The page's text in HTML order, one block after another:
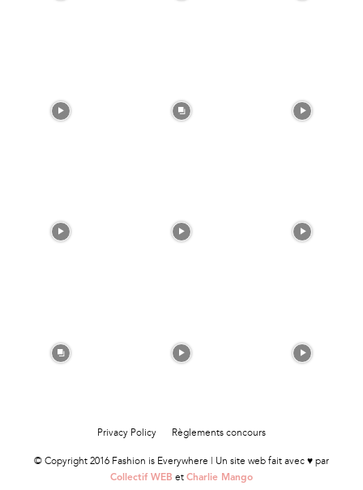
Privacy Policy Règlements concours
© Copyright 2016 Fashion is Everywhere | Un site web fait avec ♥ par
Collectif WEB et Charlie Mango